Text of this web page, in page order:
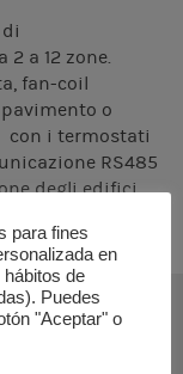
a 12 zone.
fan-coil
o
con i termostati
RS485
degli edifici
para fines
en
hábitos de
Puedes
"Aceptar" o